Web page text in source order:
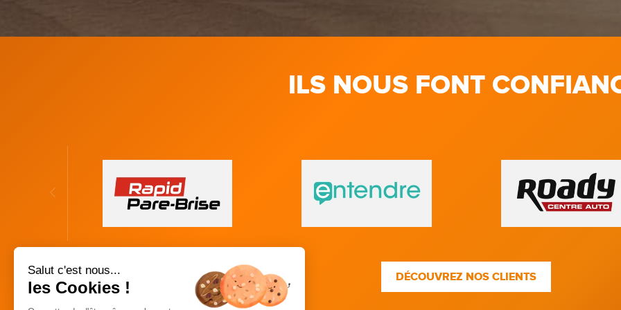
ILS NOUS FONT
DÉCOUVREZ NOS CLIENTS
Salut c'est nous...
les Cookies !